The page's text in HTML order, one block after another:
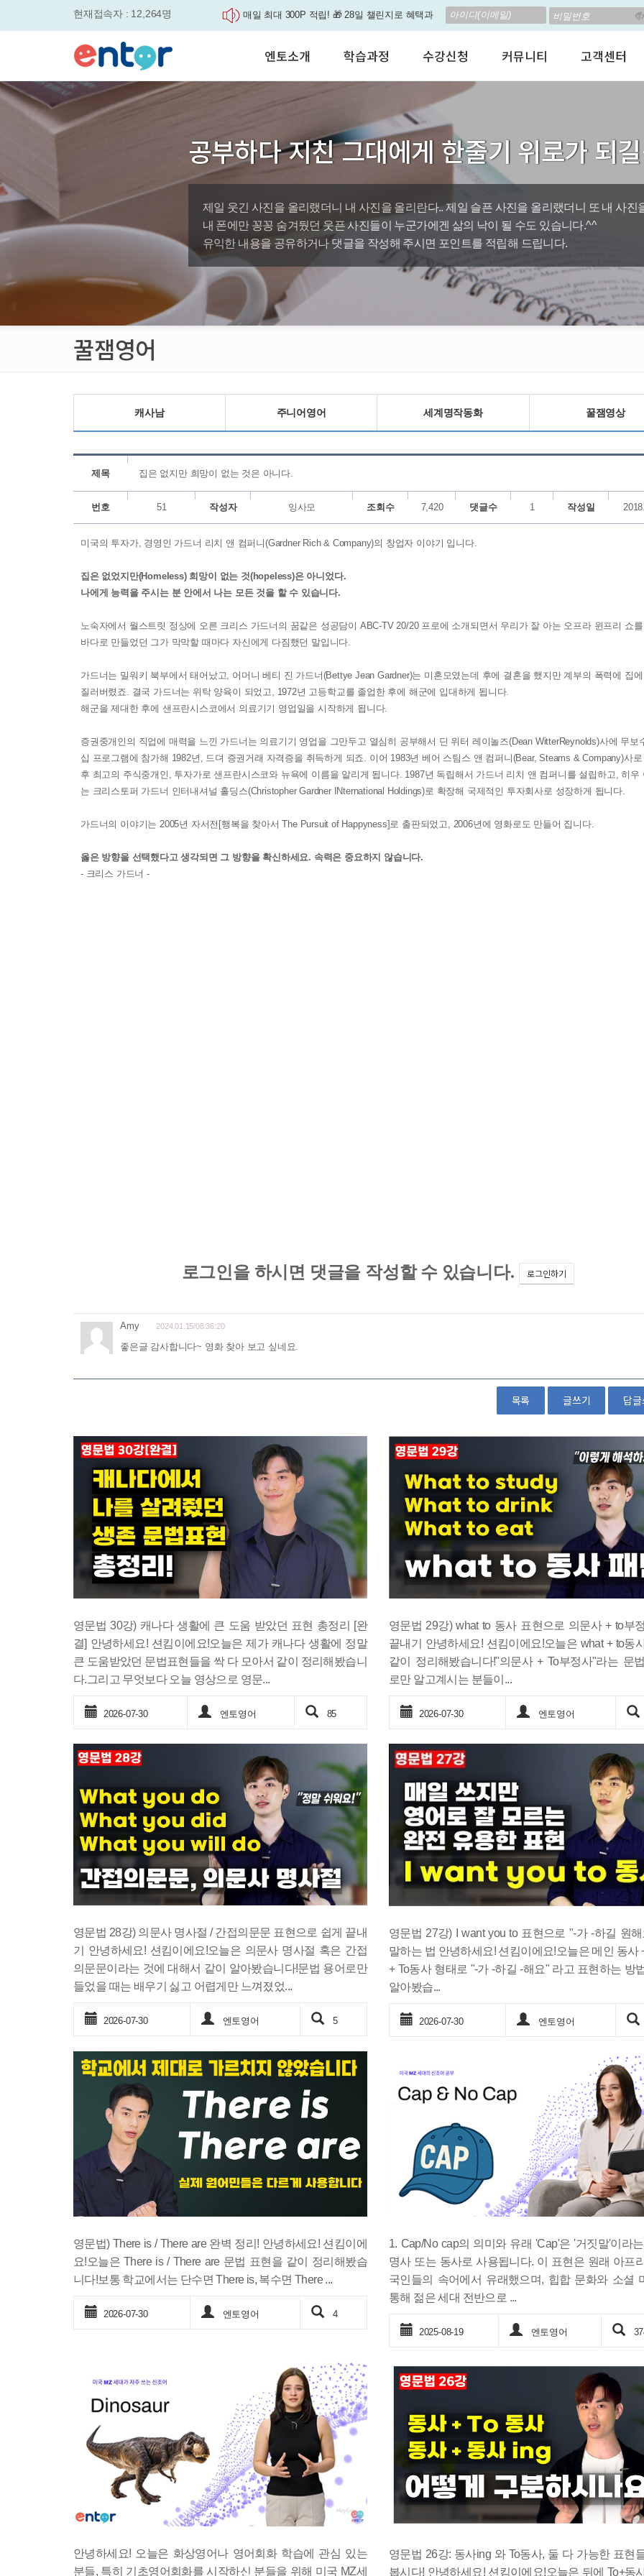
현재접속자 : 12,264명
매일 최대 300P 적립! 🎁 28일 챌린지로 혜택과
실력을 동시에 잡으세요
영자신문이 개인 맞춤형 뉴스로 놀랍게 개편 되
엔토영어 학습앱 '지원이'가 회원님의 개인비서
로 다시 태어났습니다.
🎉 세상에 단 하나뿐인 나의 첫 영문 저서 무료,
'Story Me' 오픈이벤트
학습도우미 G1
서비스안내
회사소개
성인영어회화
비즈니스영어
인터뷰영어
수업교재안내
수강료안내
자율수강신청
AI 수강신청
그룹수업신청
AI뉴스룸
대박이벤트
퀘스트랭킹 🏆
멤버쉽 안내
엔토소개 학습과정 수강신청 커뮤니티 고객센터
공부하다 지친 그대에게 한줄기 위로가 되
제일 웃긴 사진을 올리랬더니 내 사진을 올리란다.. 제일 슬픈 사진을 올리랬더니 또 내 사진
내 폰에만 꽁꽁 숨겨뒀던 웃픈 사진들이 누군가에겐 삶의 낙이 될 수도 있습니다.^^
유익한 내용을 공유하거나 댓글을 작성해 주시면 포인트를 적립해 드립니다.
꿀잼영어
캐사남 주니어영어 세계명작동화 꿀잼영상
제목 집은 없지만 희망이 없는 것은 아니다.
번호 51 작성자 잉사모 조회수 7,420 댓글수 1 작성일
미국의 투자가, 경영인 가드너 리치 앤 컴퍼니(Gardner Rich & Company)의 창업자 이야기 입니다.
집은 없었지만(Homeless) 희망이 없는 것(hopeless)은 아니었다.
나에게 능력을 주시는 분 안에서 나는 모든 것을 할 수 있습니다.
노숙자에서 월스트릿 정상에 오른 크리스 가드너의 꿈같은 성공담이 ABC-TV 20/20 프로에 소개되면서 우리가 잘 아는 오프라 윈프리 쇼
바다로 만들었던 그가 막막할 때마다 자신에게 다짐했던 말입니다.
가드너는 밀워키 북부에서 태어났고, 어머니 베티 진 가드너(Bettye Jean Gardner)는 미혼모였는데 후에 결혼을 했지만 계부의 폭력에 집
질러버렸죠. 결국 가드너는 위탁 양육이 되었고, 1972년 고등학교를 졸업한 후에 해군에 입대하게 됩니다.
해군을 제대한 후에 샌프란시스코에서 의료기기 영업일을 시작하게 됩니다.
증권중개인의 직업에 매력을 느낀 가드너는 의료기기 영업을 그만두고 열심히 공부해서 딘 위터 레이놀즈(Dean WitterReynolds)사에 무보
십 프로그램에 참가해 1982년, 드뎌 증권거래 자격증을 취득하게 되죠. 이어 1983년 베어 스팀스 앤 컴퍼니(Bear, Steams & Company)사
후 최고의 주식중개인, 투자가로 샌프란시스코와 뉴욕에 이름을 알리게 됩니다. 1987년 독립해서 가드너 리치 앤 컴퍼니를 설립하고, 히우
는 크리스토퍼 가드너 인터내셔널 홀딩스(Christopher Gardner INternational Holdings)로 확장해 국제적인 투자회사로 성장하게 됩니다.
가드너의 이야기는 2005년 자서전[행복을 찾아서 The Pursuit of Happyness]로 출판되었고, 2006년에 영화로도 만들어 집니다.
옳은 방향을 선택했다고 생각되면 그 방향을 확신하세요. 속력은 중요하지 않습니다.
- 크리스 가드너 -
목록 글쓰기 답